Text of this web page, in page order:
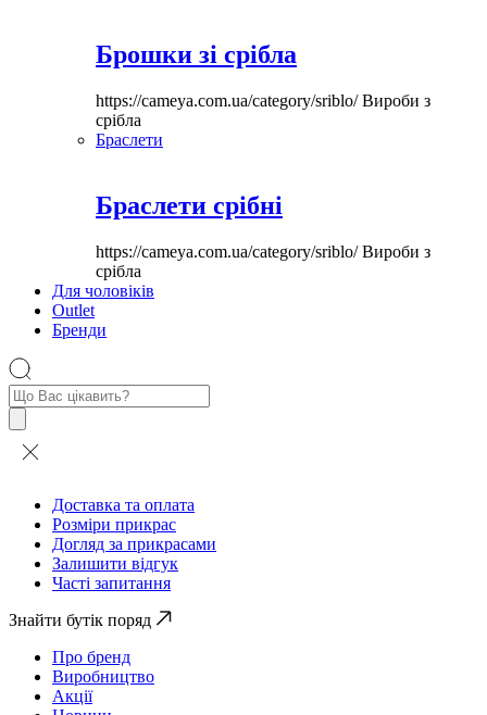
Брошки зі срібла
https://cameya.com.ua/category/sriblo/Вироби з
срібла
Браслети
Браслети срібні
https://cameya.com.ua/category/sriblo/Вироби з
срібла
Для чоловіків
Outlet
Бренди
Пошук
товарів
Доставка та оплата
Розміри прикрас
Догляд за прикрасами
Залишити відгук
Часті запитання
Знайти бутік поряд
Про бренд
Виробництво
Акції